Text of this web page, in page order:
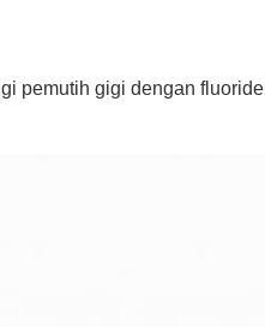
pemutih gigi dengan fluoride